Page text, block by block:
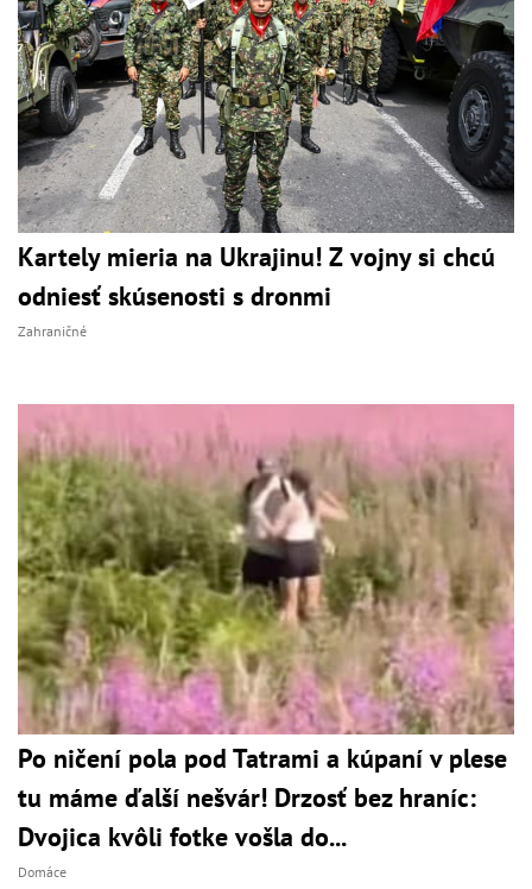
Kartely mieria na Ukrajinu! Z vojny si chcú
odniesť skúsenosti s dronmi
Zahraničné
Po ničení pola pod Tatrami a kúpaní v plese
tu máme ďalší nešvár! Drzosť bez hraníc:
Dvojica kvôli fotke vošla do...
Domáce